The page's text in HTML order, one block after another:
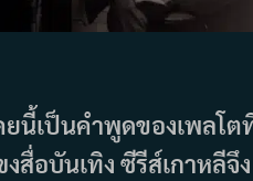
นี้เป็นคำพูดของเพลโต
สื่อบันเทิง ซีรีส์เกาหลีจึง